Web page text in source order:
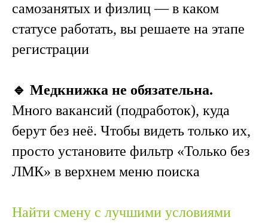
самозанятых и физлиц — в каком
статусе работать, вы решаете на этапе
регистрации
🔹 Медкнижка не обязательна.
Много вакансий (подработок), куда
берут без неё. Чтобы видеть только их,
просто установите фильтр «Только без
ЛМК» в верхнем меню поиска
Найти смену с лучшими условиями